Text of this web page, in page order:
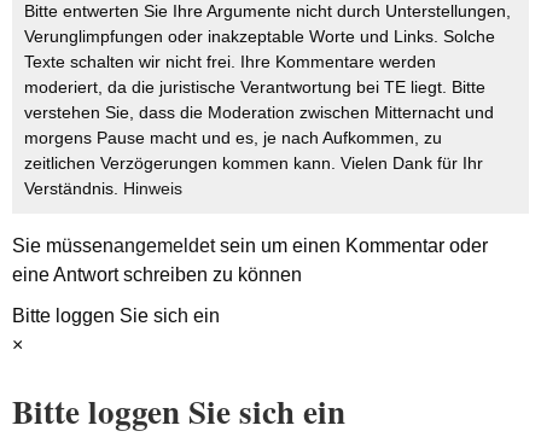
Bitte entwerten Sie Ihre Argumente nicht durch Unterstellungen,
Verunglimpfungen oder inakzeptable Worte und Links. Solche
Texte schalten wir nicht frei. Ihre Kommentare werden
moderiert, da die juristische Verantwortung bei TE liegt. Bitte
verstehen Sie, dass die Moderation zwischen Mitternacht und
morgens Pause macht und es, je nach Aufkommen, zu
zeitlichen Verzögerungen kommen kann. Vielen Dank für Ihr
Verständnis. Hinweis
Sie müssenangemeldetsein um einen Kommentar oder
eine Antwort schreiben zu können
Bitte loggen Sie sich ein
×
Bitte loggen Sie sich ein